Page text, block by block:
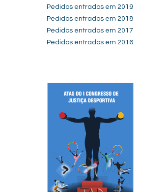
Pedidos entrados em 2019
Pedidos entrados em 2018
Pedidos entrados em 2017
Pedidos entrados em 2016